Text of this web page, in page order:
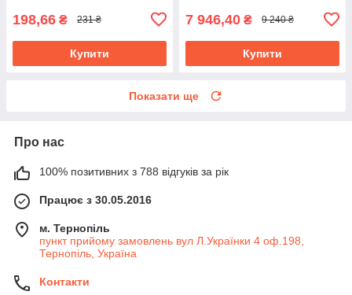
198,66 ₴ 231 ₴
Купити
7 946,40 ₴ 9 240 ₴
Купити
Показати ще
Про нас
100% позитивних з 788 відгуків за рік
Працює з 30.05.2016
м. Тернопіль
пункт прийому замовлень вул Л.Українки 4 оф.198,
Тернопіль, Україна
Контакти